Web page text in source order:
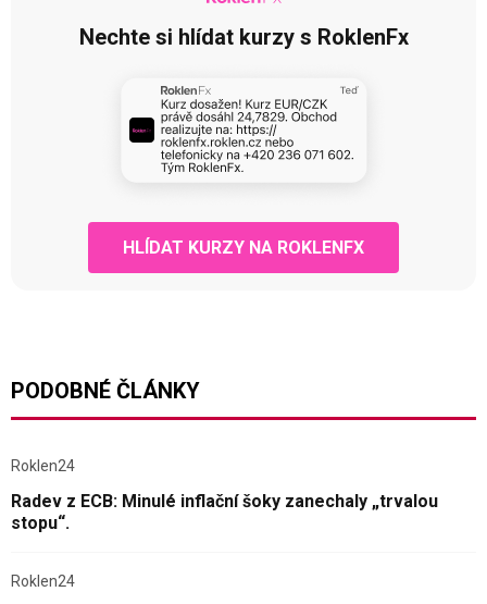
Nechte si hlídat kurzy s RoklenFx
HLÍDAT KURZY NA ROKLENFX
PODOBNÉ ČLÁNKY
Roklen24
Radev z ECB: Minulé inflační šoky zanechaly „trvalou
stopu“.
Roklen24